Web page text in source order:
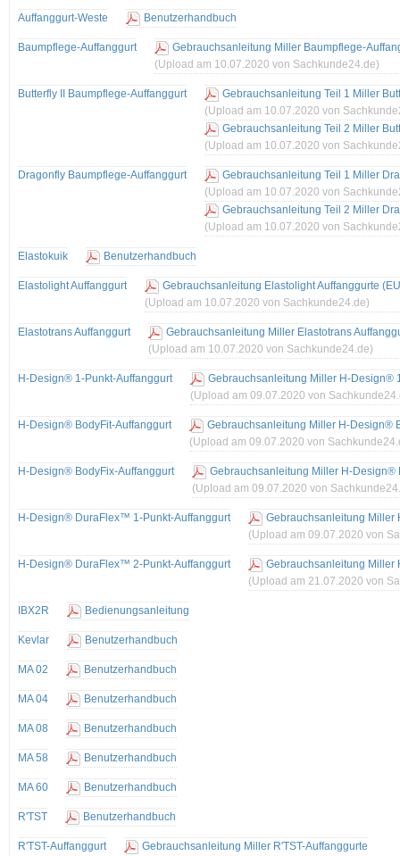
Auffanggurt-Weste Benutzerhandbuch
Baumpflege-Auffanggurt
Gebrauchsanleitung Miller Baumpflege-
(Upload am 10.07.2020 von Sachkunde24.de)
Butterfly II Baumpflege-Auffanggurt
Gebrauchsanleitung Teil 1 Miller
(Upload am 10.07.2020 von
Gebrauchsanleitung Teil 2 Miller
(Upload am 10.07.2020 von
Dragonfly Baumpflege-Auffanggurt
Gebrauchsanleitung Teil 1 Miller
(Upload am 10.07.2020 von
Gebrauchsanleitung Teil 2 Miller
(Upload am 10.07.2020 von
Elastokuik Benutzerhandbuch
Elastolight Auffanggurt
Gebrauchsanleitung Elastolight Auffanggurte
(Upload am 10.07.2020 von Sachkunde24.de)
Elastotrans Auffanggurt
Gebrauchsanleitung Miller Elastotrans
(Upload am 10.07.2020 von Sachkunde24.de)
H-Design® 1-Punkt-Auffanggurt
Gebrauchsanleitung Miller H-Design®
(Upload am 09.07.2020 von
H-Design® BodyFit-Auffanggurt
Gebrauchsanleitung Miller H-Design®
(Upload am 09.07.2020 von
H-Design® BodyFix-Auffanggurt
Gebrauchsanleitung Miller H-Design®
(Upload am 09.07.2020 von
H-Design® DuraFlex™ 1-Punkt-Auffanggurt
Gebrauchsanleitung
(Upload am 09.07.2020 von
H-Design® DuraFlex™ 2-Punkt-Auffanggurt
Gebrauchsanleitung
(Upload am 21.07.2020 von
IBX2R Bedienungsanleitung
Kevlar Benutzerhandbuch
MA 02 Benutzerhandbuch
MA 04 Benutzerhandbuch
MA 08 Benutzerhandbuch
MA 58 Benutzerhandbuch
MA 60 Benutzerhandbuch
R'TST Benutzerhandbuch
R'TST-Auffanggurt Gebrauchsanleitung Miller R'TST-Auffanggurte